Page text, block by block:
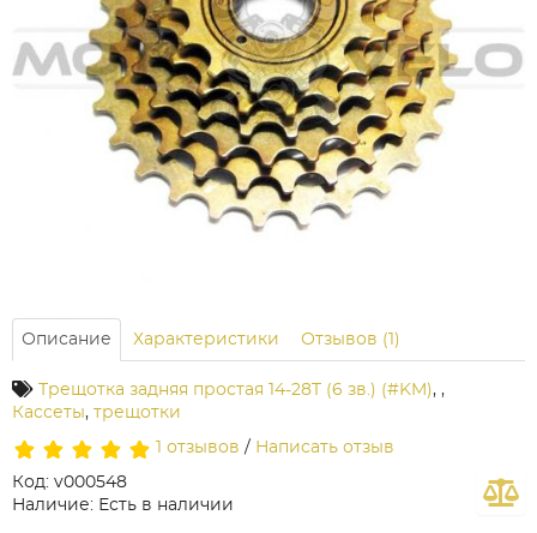
Описание Характеристики Отзывов (1)
Трещотка задняя простая 14-28T (6 зв.) (#KM), ,
Кассеты, трещотки
1 отзывов / Написать отзыв
Код: v000548
Наличие: Есть в наличии